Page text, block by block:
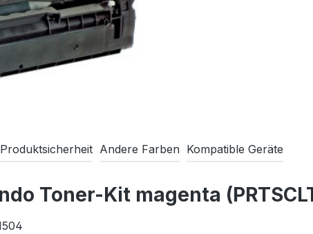
Andere Farben Kompatible Geräte
Toner-Kit magenta